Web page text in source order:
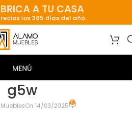
A TU CASA
los 365 días del año.
g5w
On 14/03/2025 0